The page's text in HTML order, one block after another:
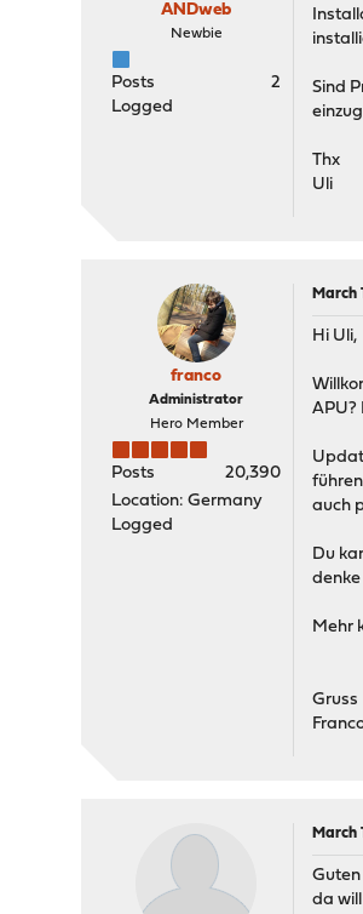
ANDweb
Newbie
Posts
2
Logged
Sind
Thx
Uli
franco
Administrator
Hero Member
Posts
20,390
Location: Germany
Logged
March
Hi Uli,
APU?
auch
Du
Mehr
Gruss
March
da